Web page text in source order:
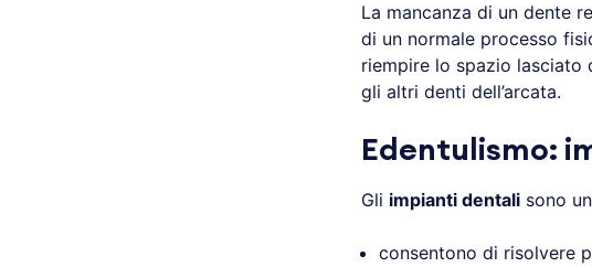
La mancanza di un dente
di un normale processo
riempire lo spazio lasciato
gli altri denti dell’arcata.
Edentulismo:
Gli impianti dentali sono
consentono di risolvere